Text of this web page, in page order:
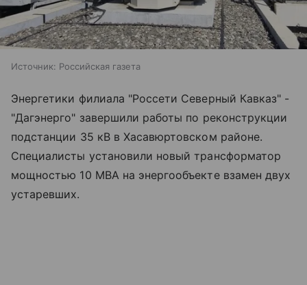
Источник: Российская газета
Энергетики филиала "Россети Северный Кавказ" -
"Дагэнерго" завершили работы по реконструкции
подстанции 35 кВ в Хасавюртовском районе.
Специалисты установили новый трансформатор
мощностью 10 МВА на энергообъекте взамен двух
устаревших.